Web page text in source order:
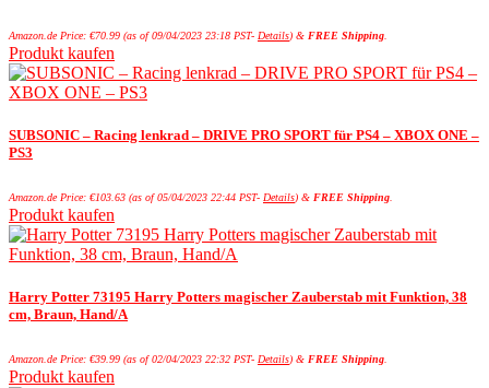
Amazon.de Price: €70.99 (as of 09/04/2023 23:18 PST- Details) & FREE Shipping
Produkt kaufen
SUBSONIC – Racing lenkrad – DRIVE PRO SPORT für PS4 – XBOX ONE –
PS3
Amazon.de Price: €103.63 (as of 05/04/2023 22:44 PST- Details) & FREE Shipping
Produkt kaufen
Harry Potter 73195 Harry Potters magischer Zauberstab mit Funktion, 38
cm, Braun, Hand/A
Amazon.de Price: €39.99 (as of 02/04/2023 22:32 PST- Details) & FREE Shipping.
Produkt kaufen